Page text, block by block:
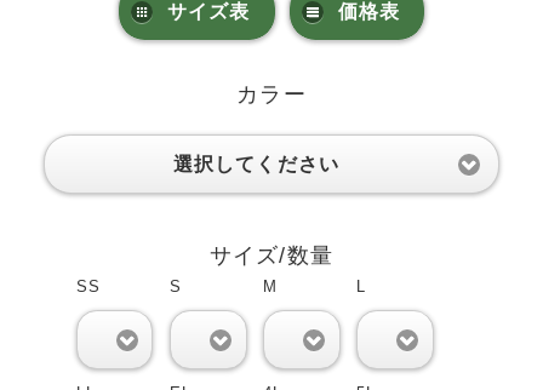
サイズ表 価格表
カラー
選択してください
サイズ/数量
SS S M L